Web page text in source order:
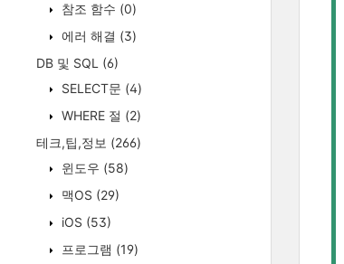
참조 함수 (0)
에러 해결 (3)
DB 및 SQL (6)
SELECT문 (4)
WHERE 절 (2)
테크,팁,정보 (266)
윈도우 (58)
맥OS (29)
iOS (53)
프로그램 (19)